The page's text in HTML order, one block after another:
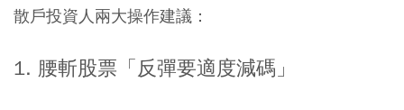
散戶投資人兩大操作建議：
1. 腰斬股票「反彈要適度減碼」